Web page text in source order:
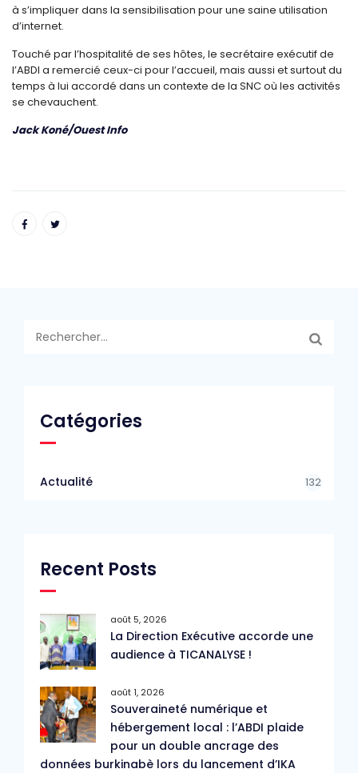
à s’impliquer dans la sensibilisation pour une saine utilisation
d’internet.
Touché par l’hospitalité de ses hôtes, le secrétaire exécutif de
l’ABDI a remercié ceux-ci pour l’accueil, mais aussi et surtout du
temps à lui accordé dans un contexte de la SNC où les activités
se chevauchent.
Jack Koné/Ouest Info
Catégories
Actualité 132
Recent Posts
août 5, 2026
La Direction Exécutive accorde une
audience à TICANALYSE !
août 1, 2026
Souveraineté numérique et
hébergement local : l’ABDI plaide
pour un double ancrage des
données burkinabè lors du lancement d’IKA